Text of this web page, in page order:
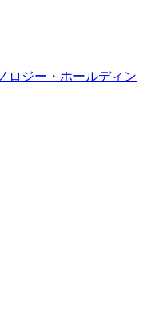
ロジー・ホールディン